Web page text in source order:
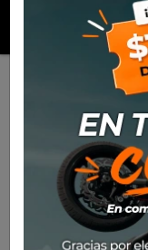
MENU
Productos